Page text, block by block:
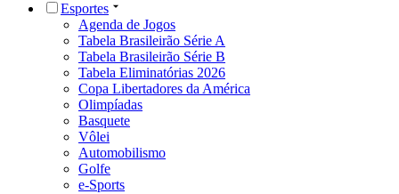
Esportes
Agenda de Jogos
Tabela Brasileirão Série A
Tabela Brasileirão Série B
Tabela Eliminatórias 2026
Copa Libertadores da América
Olimpíadas
Basquete
Vôlei
Automobilismo
Golfe
e-Sports